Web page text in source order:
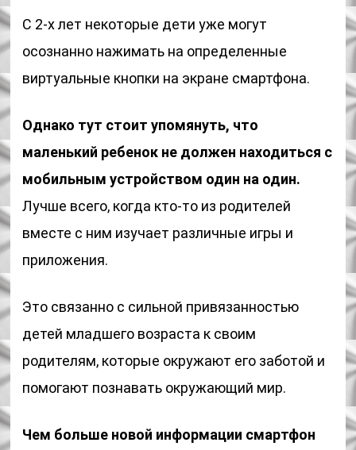
С 2-х лет некоторые дети уже могут
осознанно нажимать на определенные
виртуальные кнопки на экране смартфона.
Однако тут стоит упомянуть, что
маленький ребенок не должен находиться с
мобильным устройством один на один.
Лучше всего, когда кто-то из родителей
вместе с ним изучает различные игры и
приложения.
Это связанно с сильной привязанностью
детей младшего возраста к своим
родителям, которые окружают его заботой и
помогают познавать окружающий мир.
Чем больше новой информации смартфон